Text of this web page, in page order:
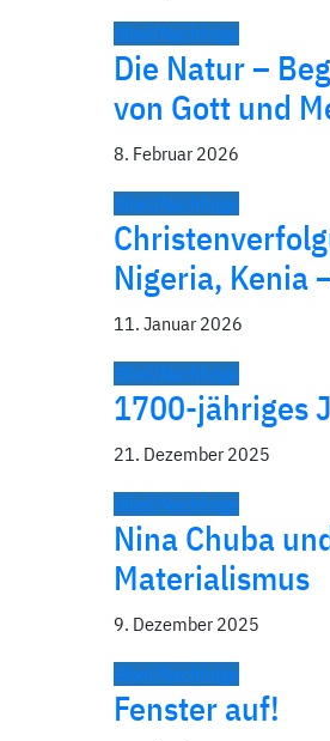
Bibel/Nachfolge
Die Natur –
von Gott und
8. Februar 2026
Bibel/Nachfolge
Nigeria, Kenia
11. Januar 2026
Bibel/Nachfolge
1700-jähriges
21. Dezember 2025
Bibel/Nachfolge
Nina Chuba
Materialismus
9. Dezember 2025
Bibel/Nachfolge
Fenster auf!